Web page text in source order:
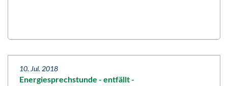
10. Jul. 2018
Energiesprechstunde - entfällt -